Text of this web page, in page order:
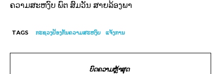
ຄວາມສະຫງົບ ພົຕ ສົມວັນ ສາຍລ້ອງພາ
TAGS ກະຊວງປ້ອງກັນຄວາມສະຫງົບ ແຈ້ງການ
ບົດຄວາມຫຼ້າສຸດ